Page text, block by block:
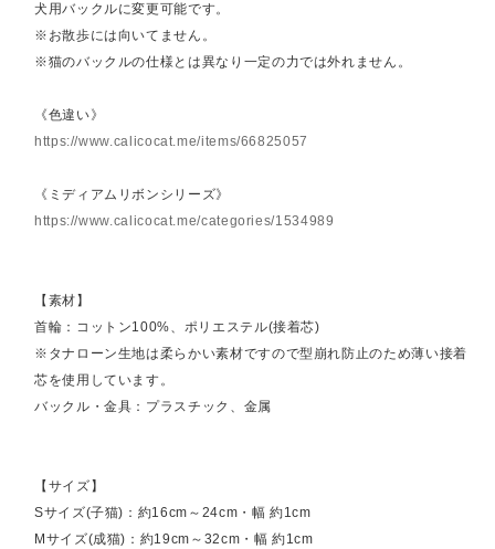
犬用バックルに変更可能です。
※お散歩には向いてません。
※猫のバックルの仕様とは異なり一定の力では外れません。
《色違い》
https://www.calicocat.me/items/66825057
《ミディアムリボンシリーズ》
https://www.calicocat.me/categories/1534989
【素材】
首輪：コットン100%、ポリエステル(接着芯)
※タナローン生地は柔らかい素材ですので型崩れ防止のため薄い接着
芯を使用しています。
バックル・金具：プラスチック、金属
【サイズ】
Sサイズ(子猫)：約16cm～24cm・幅 約1cm
Mサイズ(成猫)：約19cm～32cm・幅 約1cm